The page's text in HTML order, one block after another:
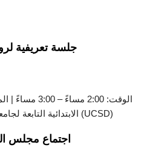
جلسة تعريفية
الوقت: 2:00
الابتدائية التابعة لجامعة كاليفورنيا في سان دييغو (UCSD)
اجتماع مجلس